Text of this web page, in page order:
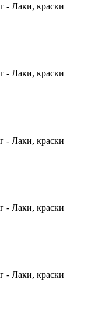
- Лаки, краски
- Лаки, краски
- Лаки, краски
- Лаки, краски
- Лаки, краски